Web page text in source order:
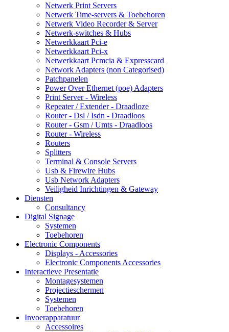
Netwerk Print Servers
Netwerk Time-servers & Toebehoren
Netwerk Video Recorder & Server
Netwerk-switches & Hubs
Netwerkkaart Pci-e
Netwerkkaart Pci-x
Netwerkkaart Pcmcia & Expresscard
Network Adapters (non Categorised)
Patchpanelen
Power Over Ethernet (poe) Adapters
Print Server - Wireless
Repeater / Extender - Draadloze
Router - Dsl / Isdn - Draadloos
Router - Gsm / Umts - Draadloos
Router - Wireless
Routers
Splitters
Terminal & Console Servers
Usb & Firewire Hubs
Usb Network Adapters
Veiligheid Inrichtingen & Gateway
Diensten
Consultancy
Digital Signage
Systemen
Toebehoren
Electronic Components
Displays - Accessories
Electronic Components Accessories
Interactieve Presentatie
Montagesystemen
Projectieschermen
Systemen
Toebehoren
Invoerapparatuur
Accessoires